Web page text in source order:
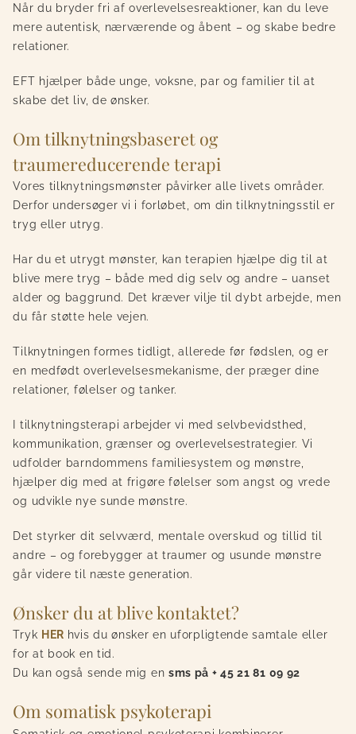
Når du bryder fri af overlevelsesreaktioner, kan du leve
mere autentisk, nærværende og åbent – og skabe bedre
relationer.
EFT hjælper både unge, voksne, par og familier til at
skabe det liv, de ønsker.
Om tilknytningsbaseret og
traumereducerende terapi
Vores tilknytningsmønster påvirker alle livets områder.
Derfor undersøger vi i forløbet, om din tilknytningsstil er
tryg eller utryg.
Har du et utrygt mønster, kan terapien hjælpe dig til at
blive mere tryg – både med dig selv og andre – uanset
alder og baggrund. Det kræver vilje til dybt arbejde, men
du får støtte hele vejen.
Tilknytningen formes tidligt, allerede før fødslen, og er
en medfødt overlevelsesmekanisme, der præger dine
relationer, følelser og tanker.
I tilknytningsterapi arbejder vi med selvbevidsthed,
kommunikation, grænser og overlevelsestrategier. Vi
udfolder barndommens familiesystem og mønstre,
hjælper dig med at frigøre følelser som angst og vrede
og udvikle nye sunde mønstre.
Det styrker dit selvværd, mentale overskud og tillid til
andre – og forebygger at traumer og usunde mønstre
går videre til næste generation.
Ønsker du at blive kontaktet?
Tryk HER hvis du ønsker en uforpligtende samtale eller
for at book en tid.
Du kan også sende mig en sms på + 45 21 81 09 92
Om somatisk psykoterapi